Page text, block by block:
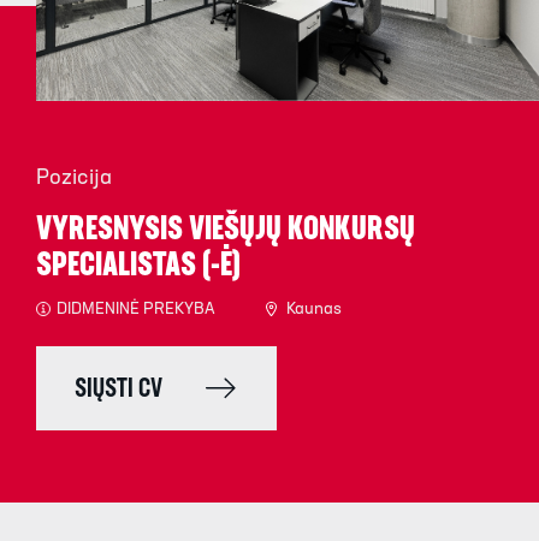
Pozicija
VYRESNYSIS VIEŠŲJŲ KONKURSŲ
SPECIALISTAS (-Ė)
DIDMENINĖ PREKYBA Kaunas
SIŲSTI CV